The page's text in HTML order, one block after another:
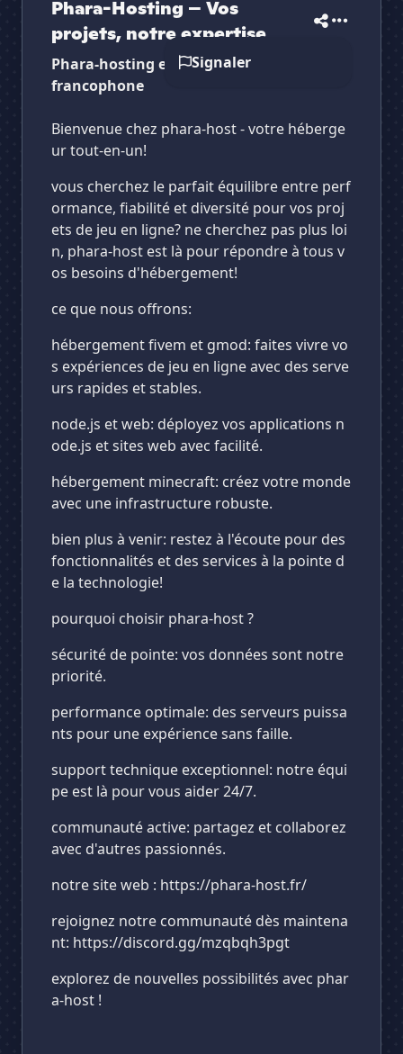
Phara-Hosting – Vos
projets, notre expertise
Signaler
Phara-hosting et un hebergeur
francophone
Bienvenue chez phara-host - votre héberge
ur tout-en-un!
vous cherchez le parfait équilibre entre perf
ormance, fiabilité et diversité pour vos proj
ets de jeu en ligne? ne cherchez pas plus loi
n, phara-host est là pour répondre à tous v
os besoins d'hébergement!
ce que nous offrons:
hébergement fivem et gmod: faites vivre vo
s expériences de jeu en ligne avec des serve
urs rapides et stables.
node.js et web: déployez vos applications n
ode.js et sites web avec facilité.
hébergement minecraft: créez votre monde
avec une infrastructure robuste.
bien plus à venir: restez à l'écoute pour des
fonctionnalités et des services à la pointe d
e la technologie!
pourquoi choisir phara-host ?
sécurité de pointe: vos données sont notre
priorité.
performance optimale: des serveurs puissa
nts pour une expérience sans faille.
support technique exceptionnel: notre équi
pe est là pour vous aider 24/7.
communauté active: partagez et collaborez
avec d'autres passionnés.
notre site web : https://phara-host.fr/
rejoignez notre communauté dès maintena
nt: https://discord.gg/mzqbqh3pgt
explorez de nouvelles possibilités avec phar
a-host !